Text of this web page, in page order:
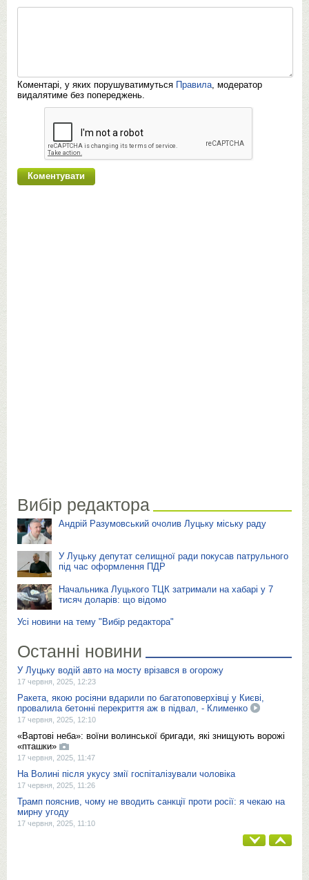
Коментарі, у яких порушуватимуться Правила , модератор
видалятиме без попереджень.
Вибір редактора
Андрій Разумовський очолив Луцьку міську раду
У Луцьку депутат селищної ради покусав патрульного
під час оформлення ПДР
Начальника Луцького ТЦК затримали на хабарі у 7
тисяч доларів: що відомо
Усі новини на тему "Вибір редактора"
Останні новини
У Луцьку водій авто на мосту врізався в огорожу
17 червня, 2025, 12:23
Ракета, якою росіяни вдарили по багатоповерхівці у Києві,
провалила бетонні перекриття аж в підвал, - Клименко
17 червня, 2025, 12:10
«Вартові неба»: воїни волинської бригади, які знищують ворожі
«пташки»
17 червня, 2025, 11:47
На Волині після укусу змії госпіталізували чоловіка
17 червня, 2025, 11:26
Трамп пояснив, чому не вводить санкції проти росії: я чекаю на
мирну угоду
17 червня, 2025, 11:10